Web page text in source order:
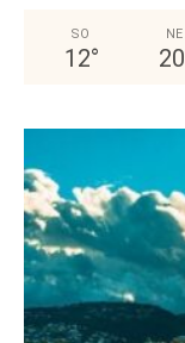
SO
12°
NE
20